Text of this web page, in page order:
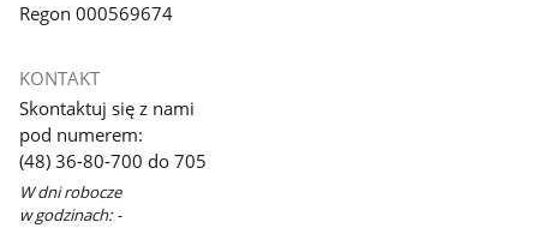
Regon 000569674
KONTAKT
Skontaktuj się z nami
pod numerem:
(48) 36-80-700 do 705
W dni robocze
w godzinach: -